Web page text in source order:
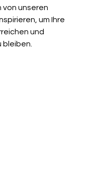
von unseren
um Ihre
und
bleiben.